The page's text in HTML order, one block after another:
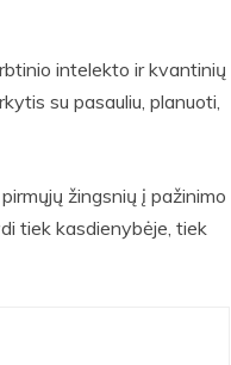
intelekto ir kvantinių
su pasauliu, planuoti,
žingsnių į pažinimo
tiek kasdienybėje, tiek